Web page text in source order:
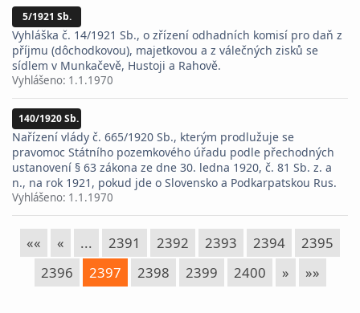
5/1921 Sb.
Vyhláška č. 14/1921 Sb., o zřízení odhadních komisí pro daň z
příjmu (dôchodkovou), majetkovou a z válečných zisků se
sídlem v Munkačevě, Hustoji a Rahově.
Vyhlášeno: 1.1.1970
140/1920 Sb.
Nařízení vlády č. 665/1920 Sb., kterým prodlužuje se
pravomoc Státního pozemkového úřadu podle přechodných
ustanovení § 63 zákona ze dne 30. ledna 1920, č. 81 Sb. z. a
n., na rok 1921, pokud jde o Slovensko a Podkarpatskou Rus.
Vyhlášeno: 1.1.1970
«« « ... 2391 2392 2393 2394
2395
2396
2397 2398 2399 2400 » »»